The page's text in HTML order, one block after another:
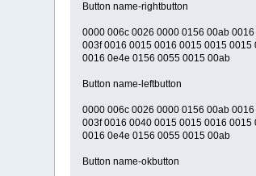
Button name-rightbutton
0000 006c 0026 0000 0156 00ab
003f 0016 0015 0016 0015 0015
0016 0e4e 0156 0055 0015 00ab
Button name-leftbutton
0000 006c 0026 0000 0156 00ab
003f 0016 0040 0015 0015 0016
0016 0e4e 0156 0055 0015 00ab
Button name-okbutton